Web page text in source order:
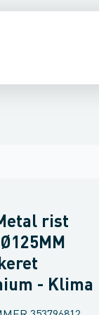
rist
- Klima